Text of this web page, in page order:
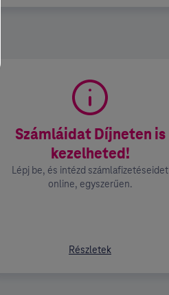
Számláidat Díjneten is
kezelheted!
Lépj be, és intézd számlafizetéseidet
online, egyszerűen.
Részletek